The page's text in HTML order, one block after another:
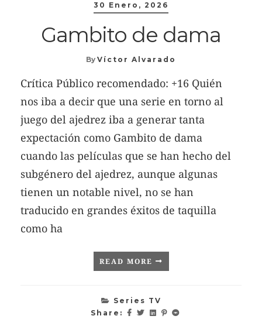
30 Enero, 2026
Gambito de dama
By Víctor Alvarado
Crítica Público recomendado: +16 Quién
nos iba a decir que una serie en torno al
juego del ajedrez iba a generar tanta
expectación como Gambito de dama
cuando las películas que se han hecho del
subgénero del ajedrez, aunque algunas
tienen un notable nivel, no se han
traducido en grandes éxitos de taquilla
como ha
READ MORE
Series TV
Share: